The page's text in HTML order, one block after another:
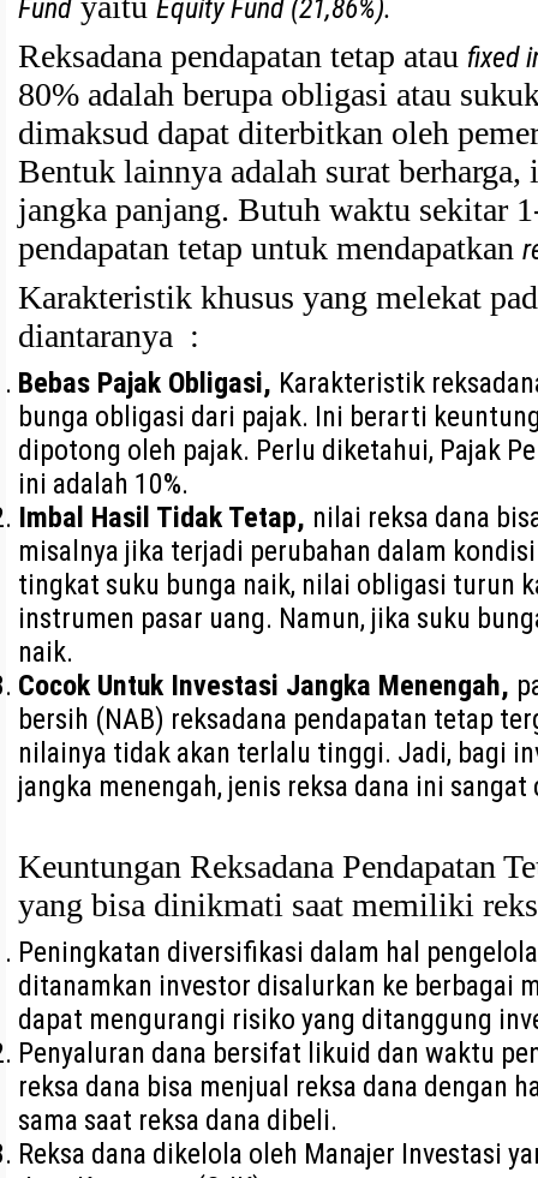
Fund Equity Fund (21,86%).
Reksadana pendapatan tetap atau fixed
80% adalah berupa obligasi atau
dimaksud dapat diterbitkan oleh
Bentuk lainnya adalah surat berharga,
jangka panjang. Butuh waktu sekitar
pendapatan tetap untuk mendapatkan
Karakteristik khusus yang melekat
diantaranya :
Bebas Pajak Obligasi, Karakteristik
bunga obligasi dari pajak. Ini berarti
dipotong oleh pajak. Perlu diketahui, Pajak
ini adalah 10%.
Imbal Hasil Tidak Tetap, nilai reksa dana
misalnya jika terjadi perubahan dalam
tingkat suku bunga naik, nilai obligasi turun
instrumen pasar uang. Namun, jika suku
naik.
Cocok Untuk Investasi Jangka Menengah,
bersih (NAB) reksadana pendapatan tetap
nilainya tidak akan terlalu tinggi. Jadi, bagi
jangka menengah, jenis reksa dana ini
Keuntungan Reksadana Pendapatan
yang bisa dinikmati saat memiliki
Peningkatan diversifikasi dalam hal
ditanamkan investor disalurkan ke berbagai
dapat mengurangi risiko yang ditanggung
Penyaluran dana bersifat likuid dan waktu
reksa dana bisa menjual reksa dana dengan
sama saat reksa dana dibeli.
Reksa dana dikelola oleh Manajer Investasi